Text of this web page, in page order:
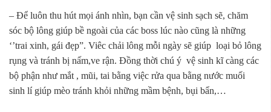
– Để luôn thu hút mọi ánh nhìn, bạn cần vệ sinh sạch sẽ, chăm
sóc bộ lông giúp bề ngoài của các boss lúc nào cũng là những
‘’trai xinh, gái đẹp”. Viêc chải lông mỗi ngày sẽ giúp loại bỏ lông
rụng và tránh bị nấm,ve rận. Đồng thời chú ý vệ sinh kĩ càng các
bộ phận như mắt , mũi, tai bằng việc rửa qua bằng nước muối
sinh lí giúp mèo tránh khỏi những mầm bệnh, bụi bẩn,…